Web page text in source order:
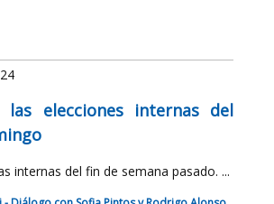
las elecciones internas del
internas del fin de semana pasado. ...